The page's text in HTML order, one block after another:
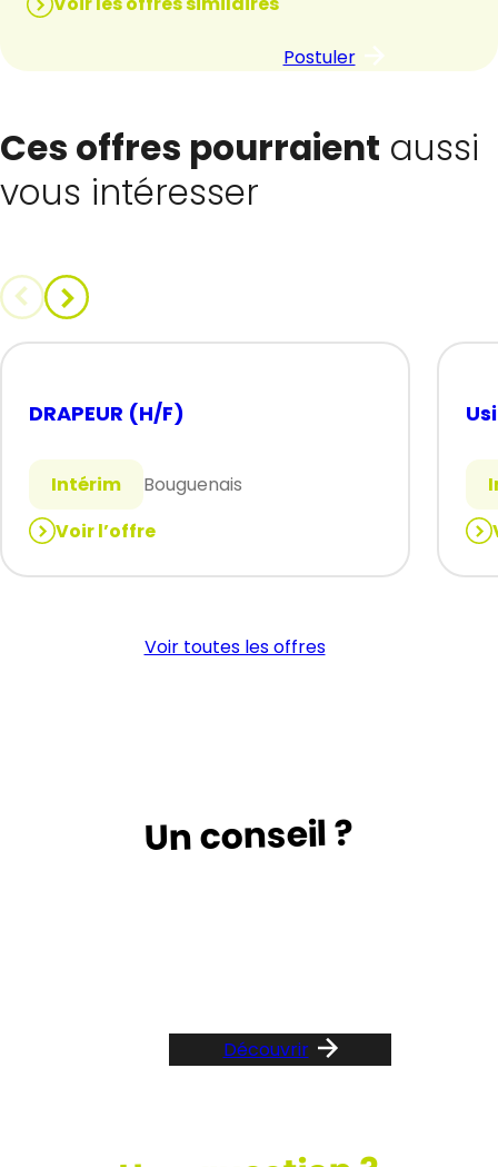
Postuler
Ces offres pourraient aussi
vous intéresser
DRAPEUR (H/F)
Intérim
Bouguenais
Voir l’offre
:
DRAPEUR
:
Voir toutes les offres
Un conseil ?
Découvrir